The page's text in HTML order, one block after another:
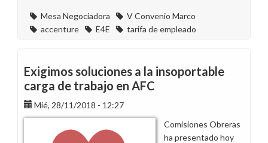
Mesa Negociadora
V Convenio Marco
accenture
E4E tarifa de empleado
Exigimos soluciones a la insoportable
carga de trabajo en AFC
Mié, 28/11/2018 - 12:27
Comisiones Obreras
ha presentado hoy